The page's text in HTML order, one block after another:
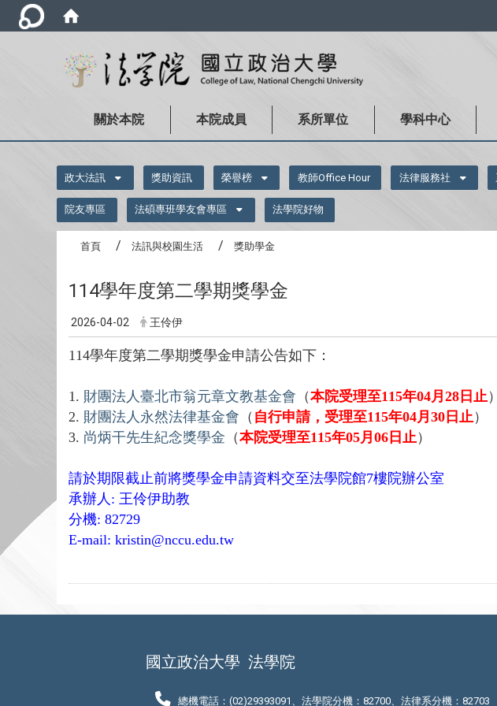
關於本院 本院成員 系所單位 學科中心
政大法訊 獎助資訊 榮譽榜 教師Office Hour 法律服務社
院友專區 法碩專班學友會專區 法學院好物
首頁 法訊與校園生活 獎助學金
114學年度第二學期獎學金
2026-04-02 王伶伊
114學年度第二學期獎學金申請公告如下：
1. 財團法人臺北市翁元章文教基金會 （本院受理至115年04月28日止 ）
2. 財團法人永然法律基金會 （ 自行申請，受理至115年04月30日止 ）
3. 尚炳干先生紀念獎學金 （本院受理至115年05月06日止 ）
請於期限截止前將獎學金申請資料交至法學院館7樓院辦公室
承辦人: 王伶伊助教
分機: 82729
E-mail: kristin@nccu.edu.tw
國立政治大學 法學院
總機電話：(02)29393091、法學院分機：82700、法律系分機：82703